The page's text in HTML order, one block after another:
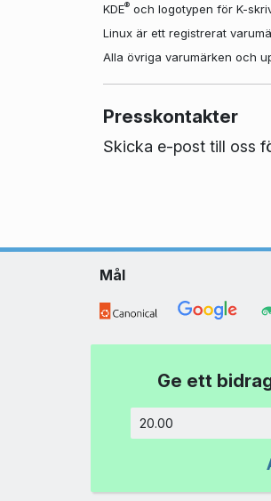
KDE®och logotypen för K-
Linux är ett registrerat
Alla övriga varumärken och
Presskontakter
Skicka e-post till oss
Mål
Ge ett